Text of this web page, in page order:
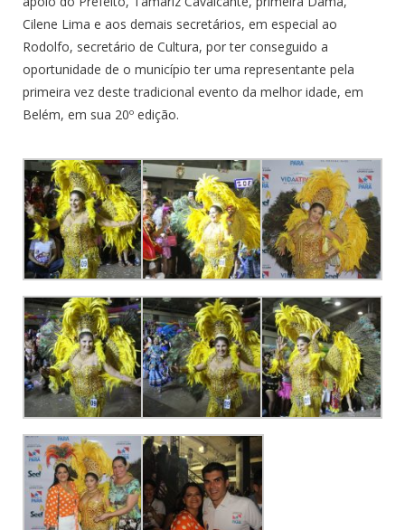
Cilene Lima e aos demais secretários, em especial ao
Rodolfo, secretário de Cultura, por ter conseguido a
oportunidade de o município ter uma representante pela
primeira vez deste tradicional evento da melhor idade, em
Belém, em sua 20º edição.